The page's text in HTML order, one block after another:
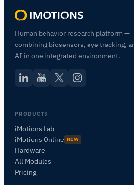
Human behavior research platform —
combining biosensors, eye tracking,
AI in one integrated environment.
PRODUCTS
iMotions Lab
iMotions Online NEW
Hardware
All Modules
Pricing